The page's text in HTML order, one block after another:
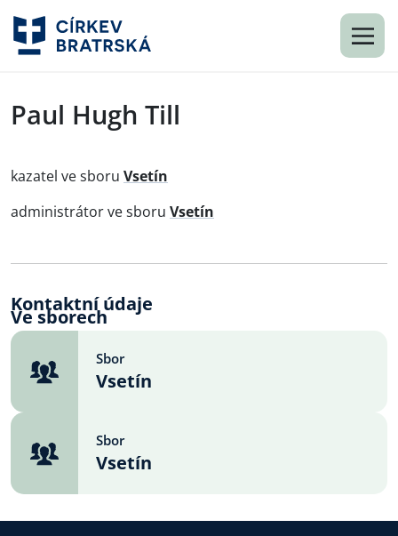
Paul Hugh Till
kazatel ve sboru Vsetín
administrátor ve sboru Vsetín
Kontaktní údaje
Ve sborech
Sbor
Vsetín
Sbor
Vsetín